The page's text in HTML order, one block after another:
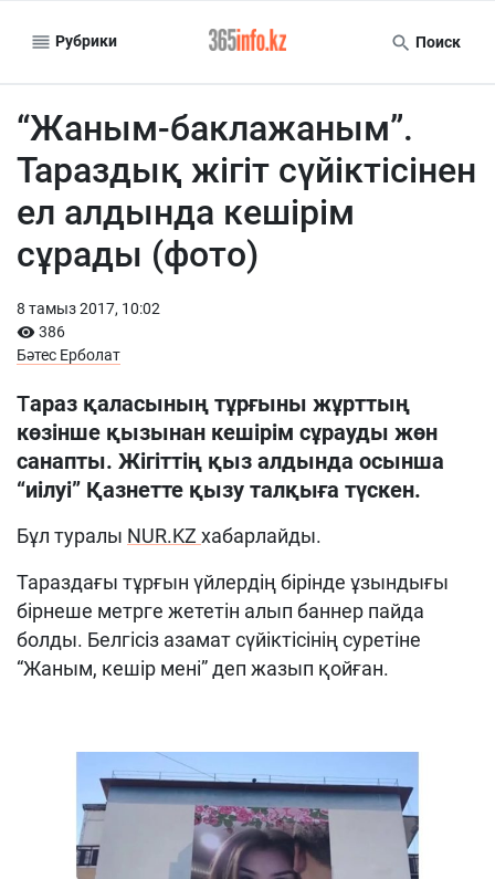
Рубрики Поиск
“Жаным-баклажаным”.
Тараздық жігіт сүйіктісінен
ел алдында кешірім
сұрады (фото)
8 тамыз 2017, 10:02
386
Бәтес Ерболат
Тараз қаласының тұрғыны жұрттың
көзінше қызынан кешірім сұрауды жөн
санапты. Жігіттің қыз алдында осынша
“иілуі” Қазнетте қызу талқыға түскен.
Бұл туралы NUR.KZ хабарлайды.
Тараздағы тұрғын үйлердің бірінде ұзындығы
бірнеше метрге жететін алып баннер пайда
болды. Белгісіз азамат сүйіктісінің суретіне
“Жаным, кешір мені” деп жазып қойған.